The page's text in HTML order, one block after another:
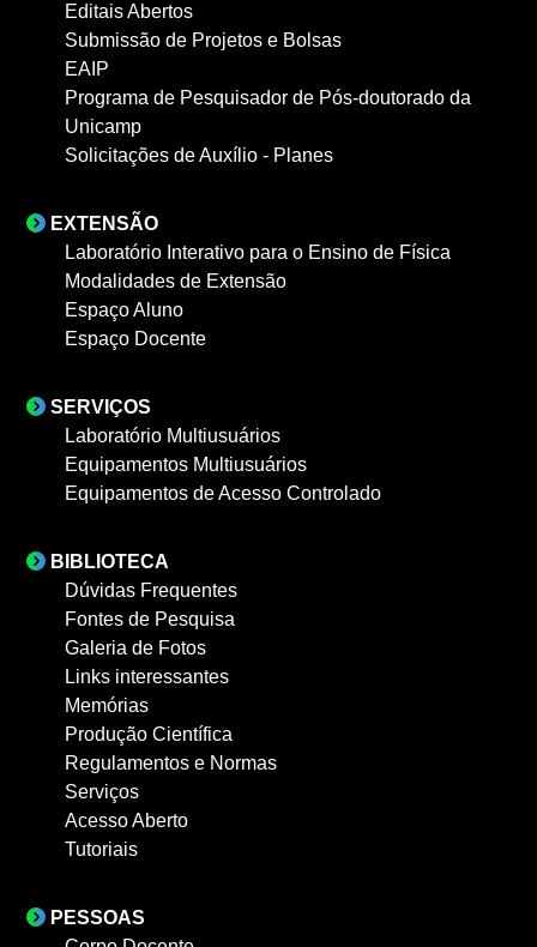
Editais Abertos
Submissão de Projetos e Bolsas
EAIP
Programa de Pesquisador de Pós-doutorado da
Unicamp
Solicitações de Auxílio - Planes
EXTENSÃO
Laboratório Interativo para o Ensino de Física
Modalidades de Extensão
Espaço Aluno
Espaço Docente
SERVIÇOS
Laboratório Multiusuários
Equipamentos Multiusuários
Equipamentos de Acesso Controlado
BIBLIOTECA
Dúvidas Frequentes
Fontes de Pesquisa
Galeria de Fotos
Links interessantes
Memórias
Produção Científica
Regulamentos e Normas
Serviços
Acesso Aberto
Tutoriais
PESSOAS